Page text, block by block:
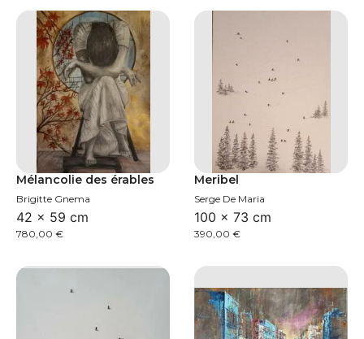
Mélancolie des érables
Brigitte Gnema
42 × 59 cm
780,00 €
Meribel
Serge De Maria
100 × 73 cm
390,00 €